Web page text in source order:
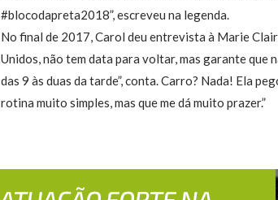
#blocodapreta2018”, escreveu na legenda.
No final de 2017, Carol deu entrevista à Marie
Unidos, não tem data para voltar, mas garante que
das 9 às duas da tarde”, conta. Carro? Nada! Ela
rotina muito simples, mas que me dá muito prazer.”